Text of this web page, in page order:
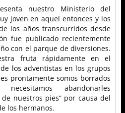
nuestro Ministerio del
joven en aquel entonces y los
los años transcurridos desde
fue publicado recientemente
con el parque de diversiones.
fruta rápidamente en el
los adventistas en los grupos
prontamente somos borrados
abandonarles
nuestros pies” por causa del
los hermanos.